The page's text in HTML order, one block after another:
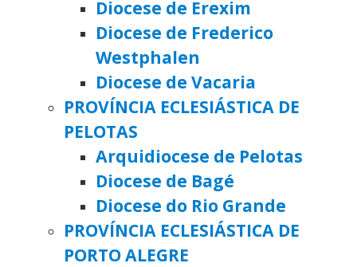
Diocese de Erexim
Diocese de Frederico
Westphalen
Diocese de Vacaria
PROVÍNCIA ECLESIÁSTICA DE
PELOTAS
Arquidiocese de Pelotas
Diocese de Bagé
Diocese do Rio Grande
PROVÍNCIA ECLESIÁSTICA DE
PORTO ALEGRE